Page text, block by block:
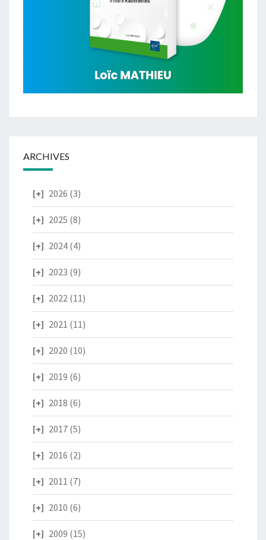
ARCHIVES
2026 (3)
2025 (8)
2024 (4)
2023 (9)
2022 (11)
2021 (11)
2020 (10)
2019 (6)
2018 (6)
2017 (5)
2016 (2)
2011 (7)
2010 (6)
2009 (15)